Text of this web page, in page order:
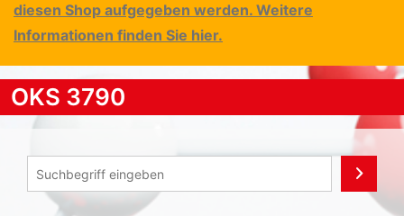
diesen Shop aufgegeben werden. Weitere
Informationen finden Sie hier.
OKS 3790